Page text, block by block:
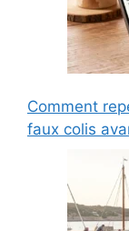
Comment
faux colis